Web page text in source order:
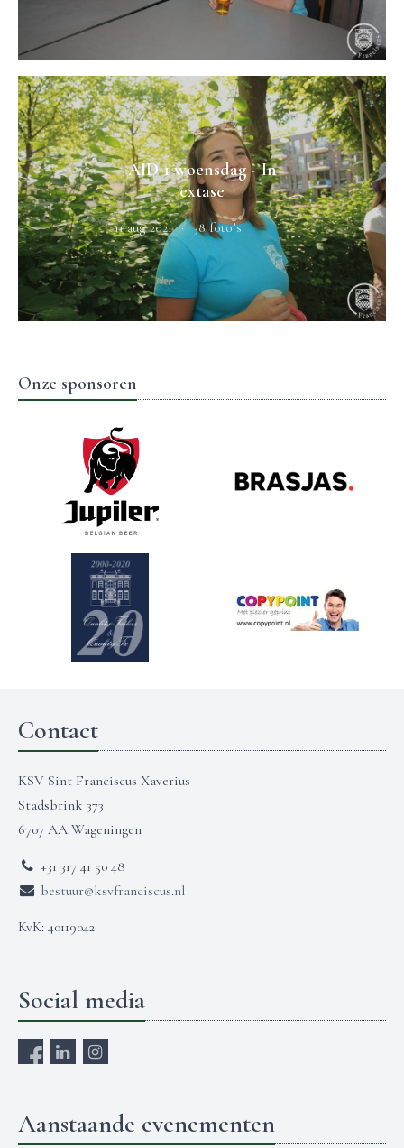
AID 1 woensdag - In
extase
11 aug 2021 38 foto’s
Onze sponsoren
Contact
KSV Sint Franciscus Xaverius
Stadsbrink 373
6707 AA Wageningen
+31 317 41 50 48
bestuur@ksvfranciscus.nl
KvK: 40119042
Social media
Aanstaande evenementen